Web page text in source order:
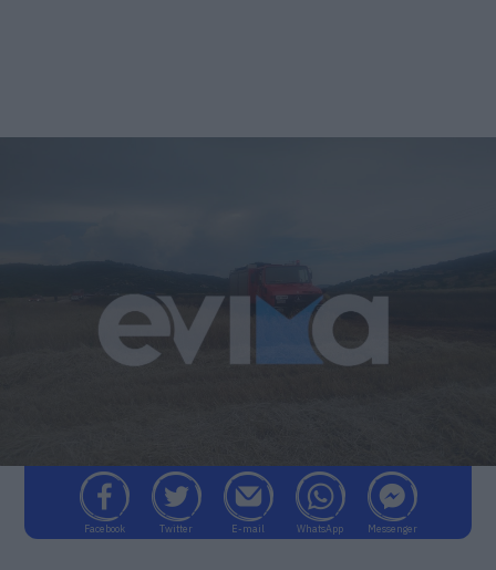
Facebook Twitter E-mail WhatsApp Messenger